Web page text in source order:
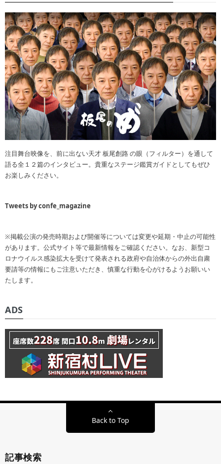
注目舞台映像を、前に出ない天才 板尾創路 の眼（フィルター）を通して
語る全１２篇のインタビュー。貴重なステージ鑑賞ガイドとしてもぜひ
お楽しみください。
Tweets by confe_magazine
※掲載公演の発売時期および開催等については変更や延期・中止の可能性
があります。公式サイト等で最新情報をご確認ください。なお、新型コ
ロナウイルス感染拡大を受けて発表される政府や自治体からの外出自粛
要請等の情報にもご注意いただき、慎重な行動を心がけるようお願いい
たします。
ADS
Back to Top
記事検索